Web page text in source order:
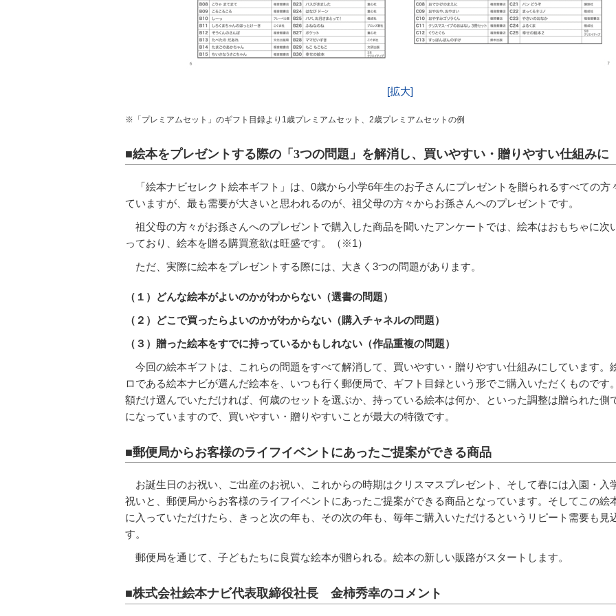
[拡大]
※「プレミアムセット」のギフト目録より1歳プレミアムセット、2歳プレミアムセットの例
■絵本をプレゼントする際の「3つの問題」を解消し、買いやすい・贈りやすい仕組みに
「絵本ナビセレクト絵本ギフト」は、0歳から小学6年生のお子さんにプレゼントを贈られるすべての方
ていますが、最も需要が大きいと思われるのが、祖父母の方々からお孫さんへのプレゼントです。
祖父母の方々がお孫さんへのプレゼントで購入した商品を聞いたアンケートでは、絵本はおもちゃに次
っており、絵本を贈る購買意欲は旺盛です。（※1）
ただ、実際に絵本をプレゼントする際には、大きく3つの問題があります。
（１）どんな絵本がよいのかがわからない（選書の問題）
（２）どこで買ったらよいのかがわからない（購入チャネルの問題）
（３）贈った絵本をすでに持っているかもしれない（作品重複の問題）
今回の絵本ギフトは、これらの問題をすべて解消して、買いやすい・贈りやすい仕組みにしています。
ロである絵本ナビが選んだ絵本を、いつも行く郵便局で、ギフト目録という形でご購入いただくものです
額だけ選んでいただければ、何歳のセットを選ぶか、持っている絵本は何か、といった調整は贈られた側
になっていますので、買いやすい・贈りやすいことが最大の特徴です。
■郵便局からお客様のライフイベントにあったご提案ができる商品
お誕生日のお祝い、ご出産のお祝い、これからの時期はクリスマスプレゼント、そして春には入園・入
祝いと、郵便局からお客様のライフイベントにあったご提案ができる商品となっています。そしてこの絵
に入っていただけたら、きっと次の年も、その次の年も、毎年ご購入いただけるというリピート需要も見
す。
郵便局を通じて、子どもたちに良質な絵本が贈られる。絵本の新しい販路がスタートします。
■株式会社絵本ナビ代表取締役社長 金柿秀幸のコメント